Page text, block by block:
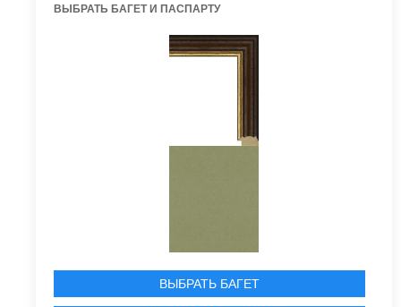
ВЫБРАТЬ БАГЕТ И ПАСПАРТУ
ВЫБРАТЬ БАГЕТ